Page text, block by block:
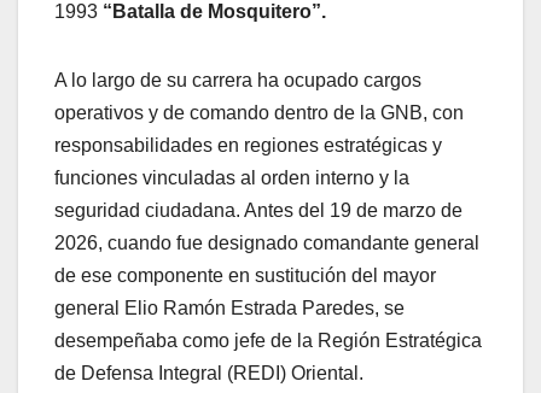
1993 “Batalla de Mosquitero”.
A lo largo de su carrera ha ocupado cargos
operativos y de comando dentro de la GNB, con
responsabilidades en regiones estratégicas y
funciones vinculadas al orden interno y la
seguridad ciudadana. Antes del 19 de marzo de
2026, cuando fue designado comandante general
de ese componente en sustitución del mayor
general Elio Ramón Estrada Paredes, se
desempeñaba como jefe de la Región Estratégica
de Defensa Integral (REDI) Oriental.